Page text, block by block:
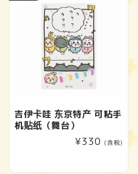
吉伊卡哇 东京特产 可粘手
机贴纸（舞台）
常
¥330 (含税)